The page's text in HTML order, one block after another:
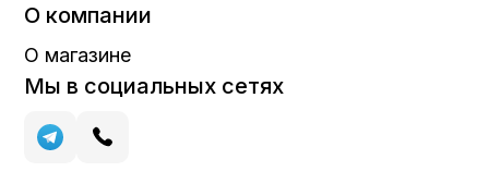
О компании
О магазине
Мы в социальных сетях